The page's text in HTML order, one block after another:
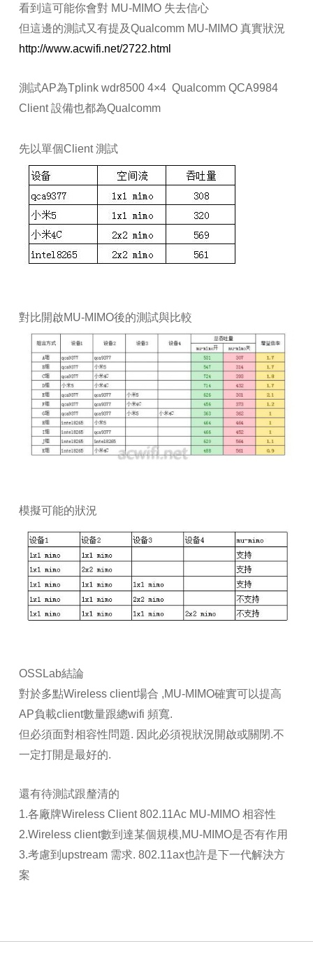
看到這可能你會對 MU-MIMO 失去信心
但這邊的測試又有提及Qualcomm MU-MIMO 真實狀況
http://www.acwifi.net/2722.html
測試AP為Tplink wdr8500 4×4 Qualcomm QCA9984
Client 設備也都為Qualcomm
先以單個Client 測試
對比開啟MU-MIMO後的測試與比較
模擬可能的狀況
OSSLab結論
對於多點Wireless client場合 ,MU-MIMO確實可以提高
AP負載client數量跟總wifi 頻寬.
但必須面對相容性問題. 因此必須視狀況開啟或關閉.不
一定打開是最好的.
還有待測試跟釐清的
1.各廠牌Wireless Client 802.11Ac MU-MIMO 相容性
2.Wireless client數到達某個規模,MU-MIMO是否有作用
3.考慮到upstream 需求. 802.11ax也許是下一代解決方
案